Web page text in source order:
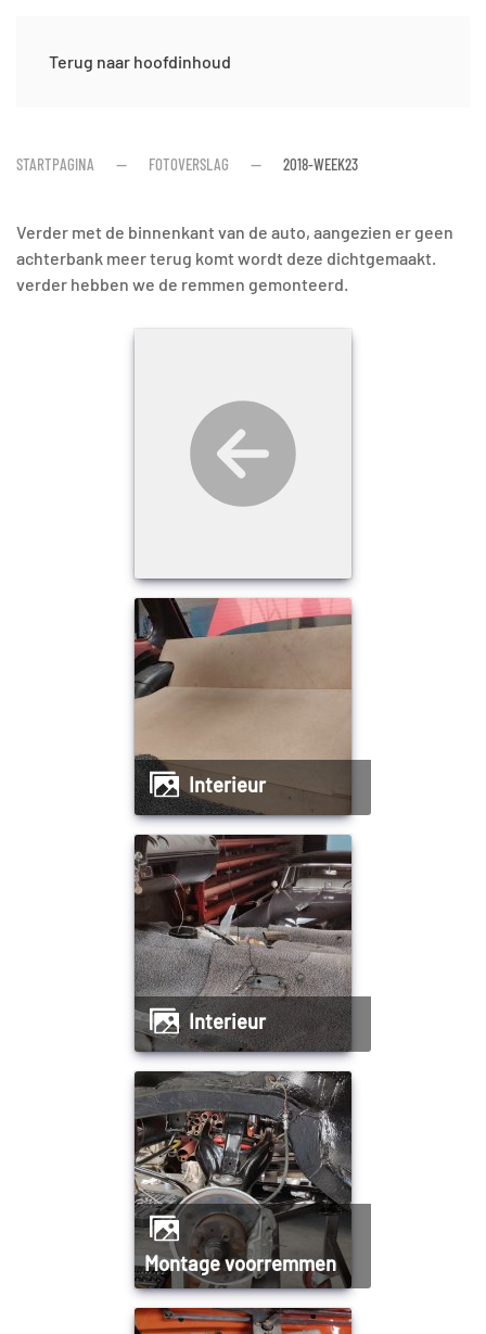
Terug naar hoofdinhoud
STARTPAGINA FOTOVERSLAG 2018-WEEK23
Verder met de binnenkant van de auto, aangezien er geen
achterbank meer terug komt wordt deze dichtgemaakt.
verder hebben we de remmen gemonteerd.
interieur
interieur
Montage voorremmen